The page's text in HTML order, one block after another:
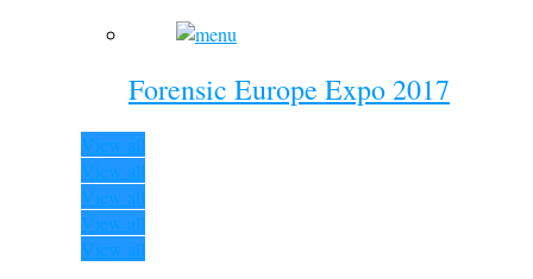
Forensic Europe Expo 2017
View all
View all
View all
View all
View all